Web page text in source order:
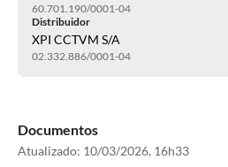
60.701.190/0001-04
Distribuidor
XPI CCTVM S/A
02.332.886/0001-04
Documentos
Atualizado: 10/03/2026, 16h33